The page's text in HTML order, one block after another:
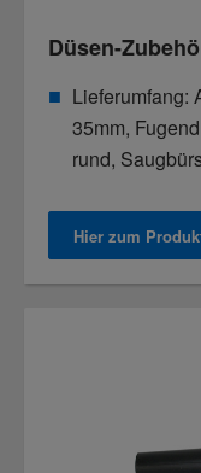
Düsen-
Lieferumfang:
35mm,
rund,
Hier zum